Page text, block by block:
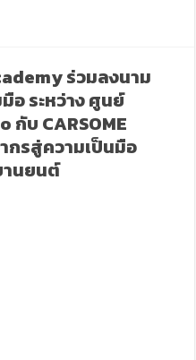
ร่วมลงนาม
อ ระหว่าง ศูนย์
กับ CARSOME
กรสู่ความเป็นมือ
นยนต์